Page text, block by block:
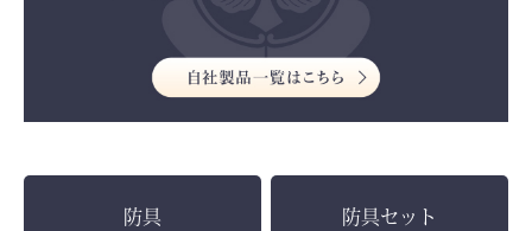
防具 防具セット